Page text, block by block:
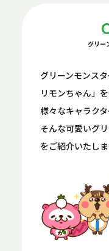
グリー
グリーンモンス
リモンちゃん」
様々なキャラクタ
そんな可愛いグ
をご紹介いたしま